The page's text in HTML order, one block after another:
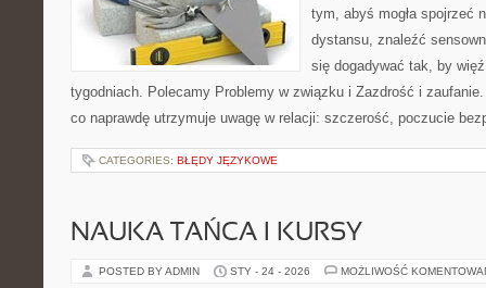
tym, abyś mogła spojrzeć
dystansu, znaleźć
się dogadywać tak, by
tygodniach. Polecamy Problemy w związku i Zazdrość i
co naprawdę utrzymuje uwagę w relacji: szczerość, poczucie
CATEGORIES: BŁĘDY JĘZYKOWE
NAUKA TAŃCA I KURSY
POSTED BY ADMIN STY - 24 - 2026 MOŻLIWOŚĆ